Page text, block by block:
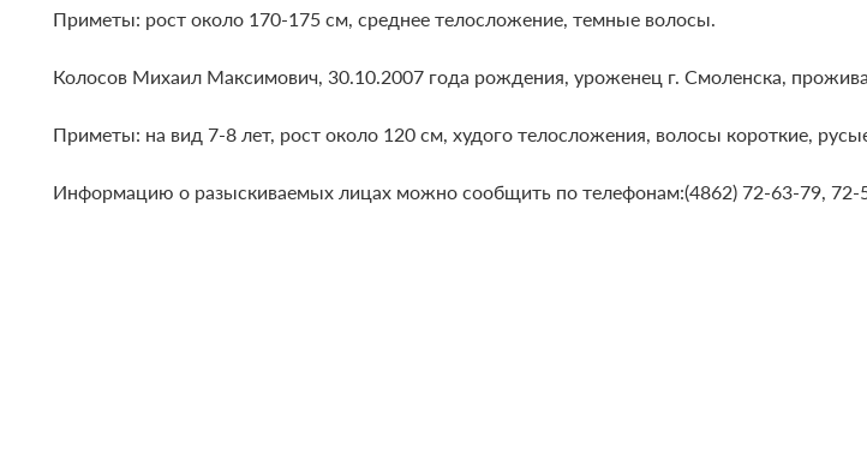
Приметы: рост около 170-175 см, среднее телосложение, темные волосы.
Колосов Михаил Максимович, 30.10.2007 года рождения, уроженец г. Смоленска,
Приметы: на вид 7-8 лет, рост около 120 см, худого телосложения, волосы короткие,
Информацию о разыскиваемых лицах можно сообщить по телефонам:(4862)72-63-79, 72-